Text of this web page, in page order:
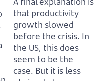
that productivity
growth slowed
before the crisis. In
the US, this does
seem to be the
case. But it is less